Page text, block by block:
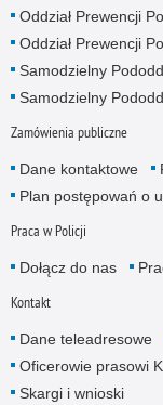
Oddział Prewencji
Oddział Prewencji
Samodzielny
Samodzielny
Zamówienia publiczne
Dane kontaktowe
Plan postępowań o
Praca w Policji
Dołącz do nas
Kontakt
Dane teleadresowe
Oficerowie prasowi
Skargi i wnioski